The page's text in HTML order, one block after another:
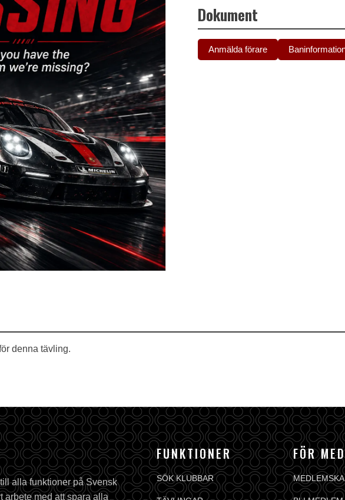
Dokument
Anmälda förare
denna tävling.
alla funktioner på Svensk
arbete med att spara alla
FUNKTIONER
SÖK KLUBBAR
FÖR